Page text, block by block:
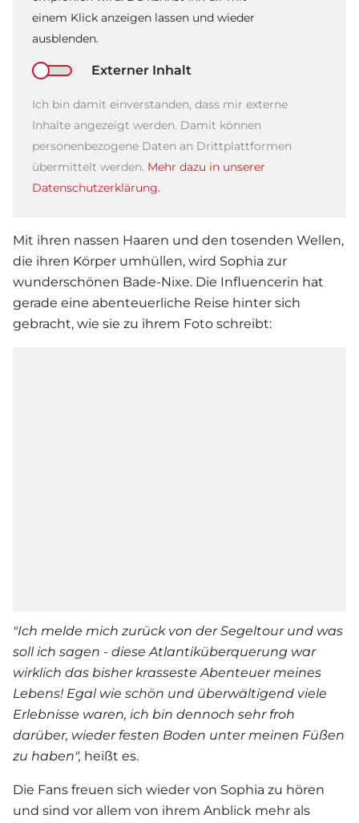
einem Klick anzeigen lassen und wieder
ausblenden.
Externer Inhalt
Ich bin damit einverstanden, dass mir externe
Inhalte angezeigt werden. Damit können
personenbezogene Daten an Drittplattformen
übermittelt werden. Mehr dazu in unserer
Datenschutzerklärung.
Mit ihren nassen Haaren und den tosenden Wellen,
die ihren Körper umhüllen, wird Sophia zur
wunderschönen Bade-Nixe. Die Influencerin hat
gerade eine abenteuerliche Reise hinter sich
gebracht, wie sie zu ihrem Foto schreibt:
"Ich melde mich zurück von der Segeltour und was
soll ich sagen - diese Atlantiküberquerung war
wirklich das bisher krasseste Abenteuer meines
Lebens! Egal wie schön und überwältigend viele
Erlebnisse waren, ich bin dennoch sehr froh
darüber, wieder festen Boden unter meinen Füßen
zu haben", heißt es.
Die Fans freuen sich wieder von Sophia zu hören
und sind vor allem von ihrem Anblick mehr als